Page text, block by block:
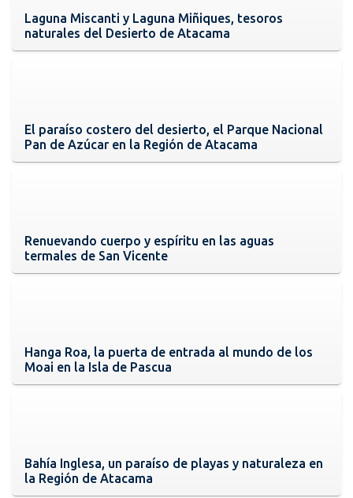
Laguna Miscanti y Laguna Miñiques, tesoros
naturales del Desierto de Atacama
El paraíso costero del desierto, el Parque Nacional
Pan de Azúcar en la Región de Atacama
Renuevando cuerpo y espíritu en las aguas
termales de San Vicente
Hanga Roa, la puerta de entrada al mundo de los
Moai en la Isla de Pascua
Bahía Inglesa, un paraíso de playas y naturaleza en
la Región de Atacama